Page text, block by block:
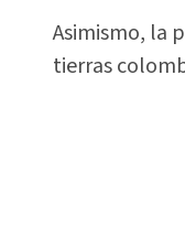
Asimismo, la
tierras